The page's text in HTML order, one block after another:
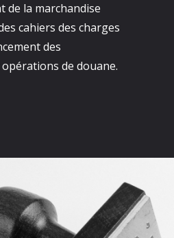
de la marchandise
cahiers des charges
des
de douane.